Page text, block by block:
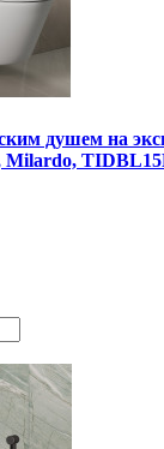
душем на